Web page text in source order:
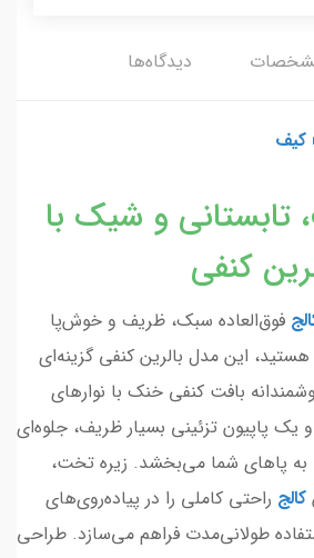
دیدگاه‌ها
کیف
تابستانی و شیک با
کنفی
فوق‌العاده سبک، ظریف و خوش‌پا
این مدل بالرین کنفی گزینه‌ای
بافت کنفی خنک با نوارهای
یک پاپیون تزئینی بسیار ظریف، جلوه‌ای
به پاهای شما می‌بخشد. زیره تخت،
کالج راحتی کاملی را در پیاده‌روی‌های
طولانی‌مدت فراهم می‌سازد. طراحی